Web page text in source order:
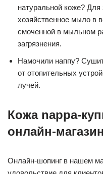
натуральной коже? Для
хозяйственное мыло в
смоченной в мыльном
загрязнения.
Намочили наппу?
от отопительных
лучей.
Кожа nappa-
онлайн-
Онлайн-шопинг в нашем